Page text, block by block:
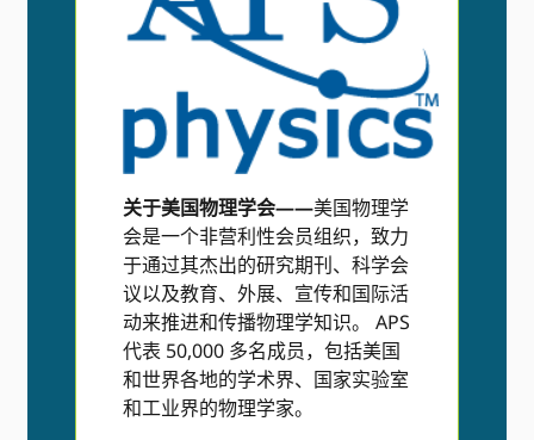
关于美国物理学会——美国物理学
会是一个非营利性会员组织，致力
于通过其杰出的研究期刊、科学会
议以及教育、外展、宣传和国际活
动来推进和传播物理学知识。 APS
代表 50,000 多名成员，包括美国
和世界各地的学术界、国家实验室
和工业界的物理学家。